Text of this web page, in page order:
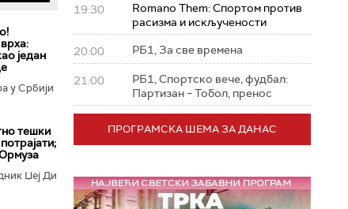
један
у Србији
тешки
Џеј Ди
19:30
Romano Them: Спортом против
расизма и искључености
20:00 РБ1, За све времена
21:00
РБ1, Спортско вече, фудбал:
Партизан – Тобол, пренос
ПРОГРАМСКА ШЕМА ЗА ДАНАС